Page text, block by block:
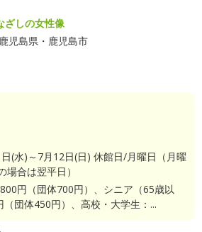
ざしの女性像
鹿児島県・鹿児島市
(水)～7月12日(日) 休館日/月曜日（月曜
場合は翌平日）
円（団体700円）、シニア（65歳以
団体450円）、高校・大学生：...